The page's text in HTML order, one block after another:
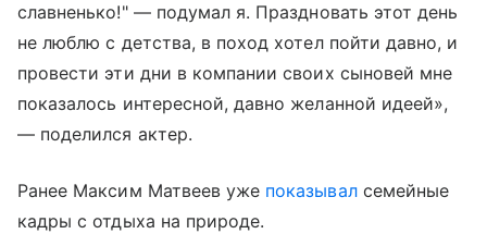
славненько!" — подумал я. Праздновать этот день
не люблю с детства, в поход хотел пойти давно, и
провести эти дни в компании своих сыновей мне
показалось интересной, давно желанной идеей»,
— поделился актер.
Ранее Максим Матвеев уже показывалсемейные
кадры с отдыха на природе.